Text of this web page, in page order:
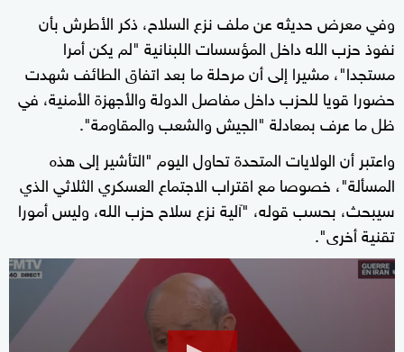
وفي معرض حديثه عن ملف نزع السلاح، ذكر الأطرش بأن
نفوذ حزب الله داخل المؤسسات اللبنانية "لم يكن أمرا
مستجدا"، مشيرا إلى أن مرحلة ما بعد اتفاق الطائف شهدت
حضورا قويا للحزب داخل مفاصل الدولة والأجهزة الأمنية، في
ظل ما عرف بمعادلة "الجيش والشعب والمقاومة".
واعتبر أن الولايات المتحدة تحاول اليوم "التأشير إلى هذه
المسألة"، خصوصا مع اقتراب الاجتماع العسكري الثلاثي الذي
سيبحث، بحسب قوله، "آلية نزع سلاح حزب الله، وليس أمورا
تقنية أخرى".
0
seconds
43